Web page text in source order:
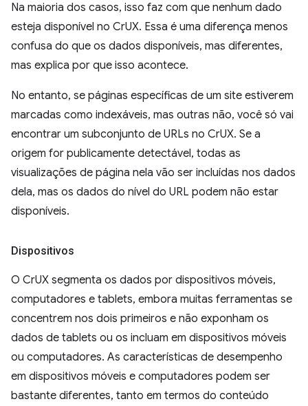
Na maioria dos casos, isso faz com que nenhum dado
esteja disponível no CrUX. Essa é uma diferença menos
confusa do que os dados disponíveis, mas diferentes,
mas explica por que isso acontece.
No entanto, se páginas específicas de um site estiverem
marcadas como indexáveis, mas outras não, você só vai
encontrar um subconjunto de URLs no CrUX. Se a
origem for publicamente detectável, todas as
visualizações de página nela vão ser incluídas nos dados
dela, mas os dados do nível do URL podem não estar
disponíveis.
Dispositivos
O CrUX segmenta os dados por dispositivos móveis,
computadores e tablets, embora muitas ferramentas se
concentrem nos dois primeiros e não exponham os
dados de tablets ou os incluam em dispositivos móveis
ou computadores. As características de desempenho
em dispositivos móveis e computadores podem ser
bastante diferentes, tanto em termos do conteúdo